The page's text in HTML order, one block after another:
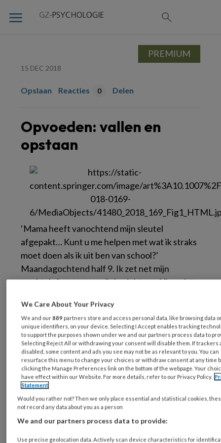
15 DEC 2018
Opslaan Reacties 0 Delen
Opvoeden: vallen en
opstaan
‘Mama heeft vanochtend mijn sleutel
afgepakt… Kunt u me helpen met wat ik straks
moet doen als ik uit ben van school?’
Maandagochtend half 9. Ik zet net mijn
werktelefoon aan en dit bericht van Nino, dat
maakt ruw een einde aan mijn weekendgevoel.
‘Het is gisteravond mis gegaan…’ sluit Nino zijn
bericht af. ‘Arm kind’, denk ik bij mezelf, terwijl
ik contact zoek met mijn collega die
weekenddienst had. ‘Is er gebeld door moeder
van Nino?’ ‘Nee, geen oproep, rustige dag!’
laat mijn collega weten. Mij bevangt het
onheilspellende gevoel dat de avond voor mijn
PREMIUM
We Care About Your Privacy
We and our889 partners store and access personal data, like browsing data
unique identifiers, on your device. Selecting I Accept enables tracking
to support the purposes shown under we and our partners process data to
Selecting Reject All or withdrawing your consent will disable them. If trackers
disabled, some content and ads you see may not be as relevant to you. You can
resurface this menu to change your choices or withdraw consent at any time
clicking the Manage Preferences link on the bottom of the webpage. Your
have effect within our Website. For more details, refer to our Privacy Policy.
Statement
Would you rather not? Then we only place essential and statistical cookies,
not record any data about you as a person
We and our partners process data to provide:
Use precise geolocation data. Actively scan device characteristics for